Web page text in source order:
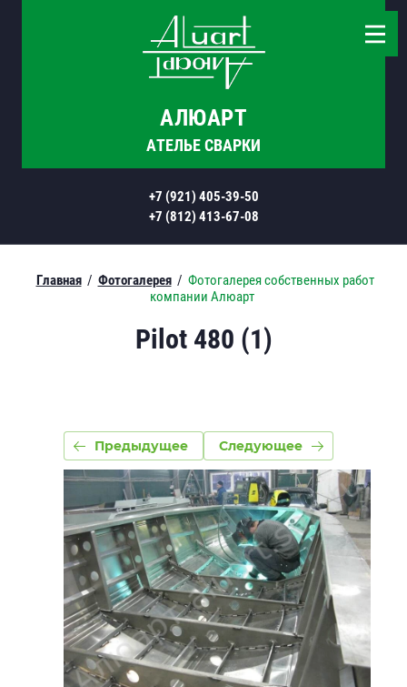
АЛЮАРТ
АТЕЛЬЕ СВАРКИ
+7 (921) 405-39-50
+7 (812) 413-67-08
Главная / Фотогалерея / Фотогалерея собственных работ
компании Алюарт
Pilot 480 (1)
Предыдущее Следующее